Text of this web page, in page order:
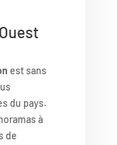
est sans
du pays.
à
de